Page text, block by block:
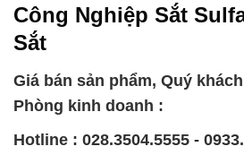
Công Nghiệp Sắt
Sắt
Giá bán sản phẩm, Quý
Phòng kinh doanh :
Hotline : 028.3504.5555 -